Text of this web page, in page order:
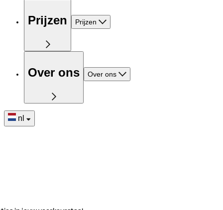
Prijzen Prijzen
Over ons Over ons
nl